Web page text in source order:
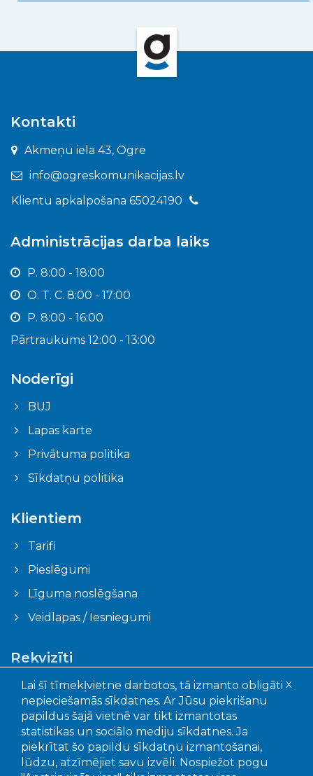
Kontakti
Akmeņu iela 43, Ogre
info@ogreskomunikacijas.lv
Klientu apkalpošana 65024190
Administrācijas darba laiks
P. 8:00 - 18:00
O. T. C. 8:00 - 17:00
P. 8:00 - 16:00
Pārtraukums 12:00 - 13:00
Noderīgi
BUJ
Lapas karte
Privātuma politika
Sīkdatņu politika
Klientiem
Tarifi
Pieslēgumi
Līguma noslēgšana
Veidlapas / Iesniegumi
Rekvizīti
Ogres novada pašvaldības aģentūra "Ogres
komunikācijas"
Faktiskā adrese: Akmeņu iela 43, Ogre, LV – 5001
Juridiskā adrese: Mālkalnes pr. 3, Ogre, LV- 5001
Reģistrācijas Nr.: 90010402651
X
Lai šī tīmekļvietne darbotos, tā izmanto obligāti
nepieciešamās sīkdatnes. Ar Jūsu piekrišanu
papildus šajā vietnē var tikt izmantotas
statistikas un sociālo mediju sīkdatnes. Ja
piekrītat šo papildu sīkdatņu izmantošanai,
lūdzu, atzīmējiet savu izvēli. Nospiežot pogu